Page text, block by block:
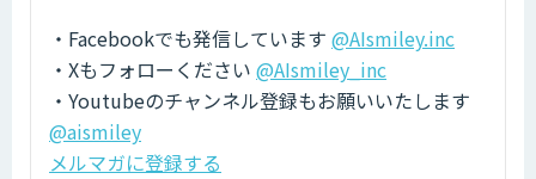
・Facebookでも発信しています @AIsmiley.inc
・Xもフォローください @AIsmiley_inc
・Youtubeのチャンネル登録もお願いいたします
@aismiley
メルマガに登録する